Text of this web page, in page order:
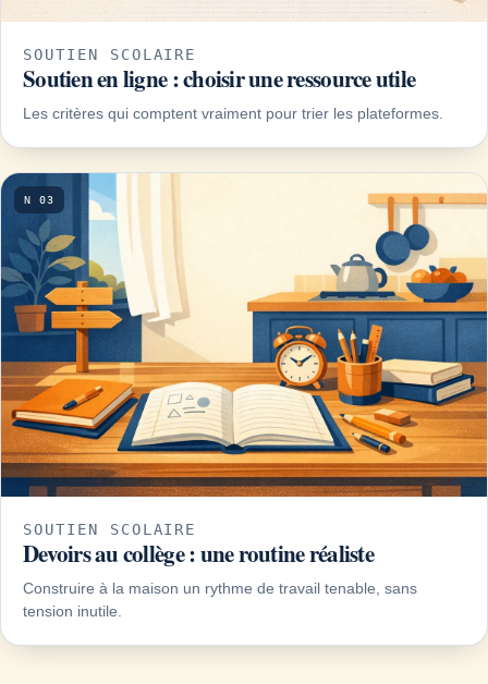
SOUTIEN SCOLAIRE
Soutien en ligne : choisir une ressource utile
Les critères qui comptent vraiment pour trier les plateformes.
N 03
SOUTIEN SCOLAIRE
Devoirs au collège : une routine réaliste
Construire à la maison un rythme de travail tenable, sans
tension inutile.